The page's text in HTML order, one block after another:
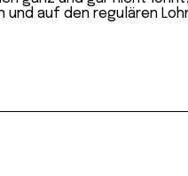
und auf den regulären